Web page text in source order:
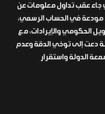
جاء عقب تداول معلومات عن
تزال مودعة في الحساب الرسمي،
الحكومي والإيرادات، مع
دعت إلى توخي الدقة وعدم
الدولة واستقرار